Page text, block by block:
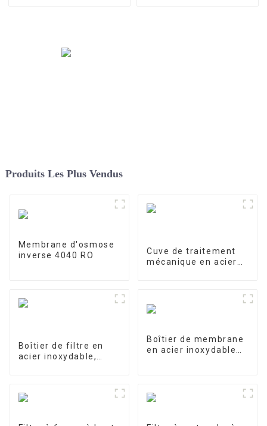
Produits Les Plus Vendus
Membrane d'osmose
inverse 4040 RO
Cuve de traitement
mécanique en acier
Boîtier de filtre en
acier inoxydable,
Boîtier de membrane
en acier inoxydable